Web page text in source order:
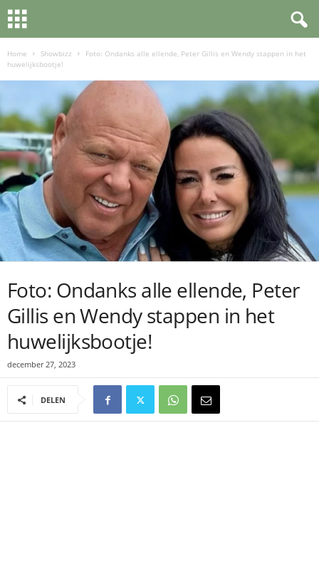
Home Showbizz
Foto: Ondanks alle ellende, Peter Gillis en Wendy stappen in het
huwelijksbootje!
Foto: Ondanks alle ellende, Peter
Gillis en Wendy stappen in het
huwelijksbootje!
december 27, 2023
DELEN